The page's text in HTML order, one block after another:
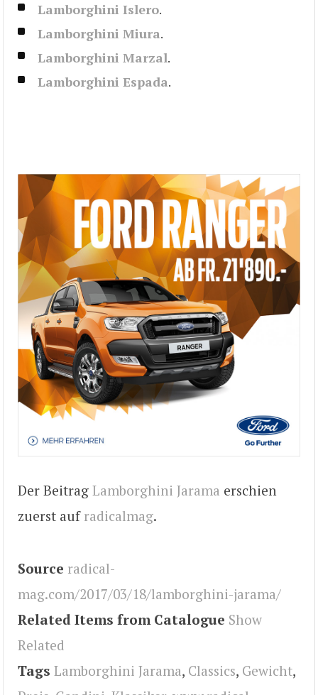
Lamborghini Islero.
Lamborghini Miura.
Lamborghini Marzal.
Lamborghini Espada.
Der Beitrag Lamborghini Jarama erschien
zuerst auf radicalmag.
Source radical-
mag.com/2017/03/18/lamborghini-jarama/
Related Items from Catalogue Show
Related
Tags Lamborghini Jarama, Classics, Gewicht,